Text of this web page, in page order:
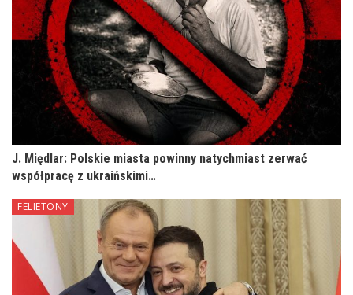
J. Międlar: Polskie miasta powinny natychmiast zerwać
współpracę z ukraińskimi…
FELIETONY